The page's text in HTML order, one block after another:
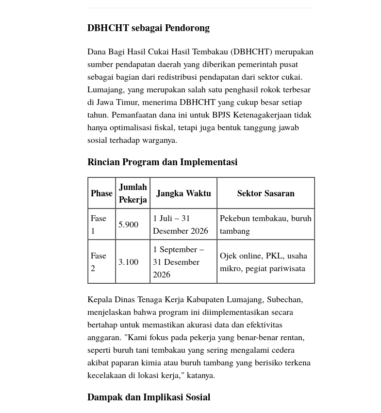
DBHCHT sebagai Pendorong
Dana Bagi Hasil Cukai Hasil Tembakau (DBHCHT) merupakan
sumber pendapatan daerah yang diberikan pemerintah pusat
sebagai bagian dari redistribusi pendapatan dari sektor cukai.
Lumajang, yang merupakan salah satu penghasil rokok terbesar
di Jawa Timur, menerima DBHCHT yang cukup besar setiap
tahun. Pemanfaatan dana ini untuk BPJS Ketenagakerjaan tidak
hanya optimalisasi fiskal, tetapi juga bentuk tanggung jawab
sosial terhadap warganya.
Rincian Program dan Implementasi
Phase Jumlah
Pekerja
Jangka Waktu Sektor Sasaran
Fase
1
5.900
1 Juli – 31
Desember 2026
Pekebun tembakau, buruh
tambang
Fase
2
3.100
1 September –
31 Desember
2026
Ojek online, PKL, usaha
mikro, pegiat pariwisata
Kepala Dinas Tenaga Kerja Kabupaten Lumajang, Subechan,
menjelaskan bahwa program ini diimplementasikan secara
bertahap untuk memastikan akurasi data dan efektivitas
anggaran. "Kami fokus pada pekerja yang benar-benar rentan,
seperti buruh tani tembakau yang sering mengalami cedera
akibat paparan kimia atau buruh tambang yang berisiko terkena
kecelakaan di lokasi kerja," katanya.
Dampak dan Implikasi Sosial